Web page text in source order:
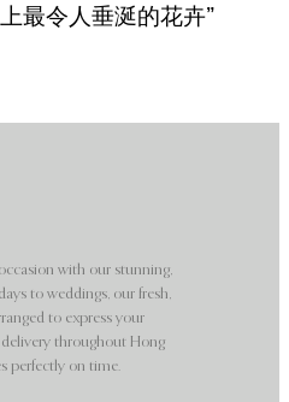
最令人垂涎​​的花卉”
with our stunning,
to weddings, our fresh,
to express your
delivery throughout Hong
perfectly on time.